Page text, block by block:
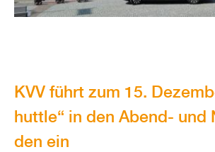
KVV führt zum 15.
hut­tle“ in den Abend-
den ein